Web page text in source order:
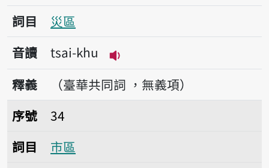
詞目
災區
音讀
tsai-khu
播放音讀tsai-khu
釋義
（臺華共同詞 ，無義項）
序號34市區
序號
34
詞目
市區